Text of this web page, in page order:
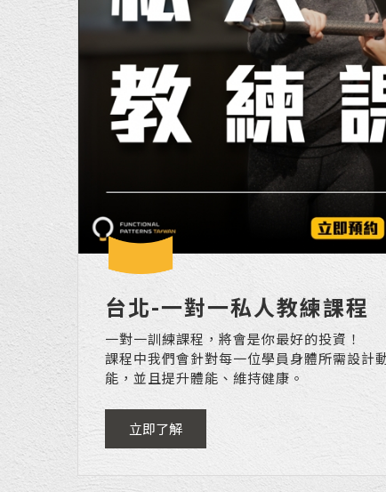
台北-一對一私人教練課程
一對一訓練課程，將會是你最好的投資！
課程中我們會針對每一位學員身體所需設計
能，並且提升體能、維持健康。
立即了解